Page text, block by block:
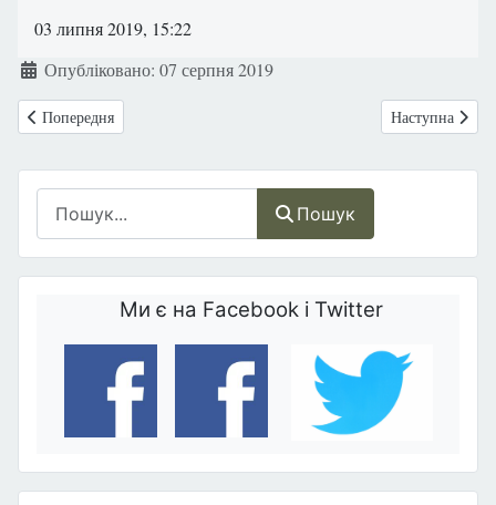
Пошук
Ми є на Facebook і Twitter
03 липня 2019, 15:22
ДеталіОпубліковано: 07 серпня 2019
Попередня стаття: Успіння праведної Анни- покровительки
Попередня Наступна
Наступна